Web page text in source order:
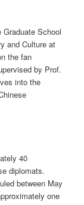
School
and Culture at
the fan
by Prof.
into the
40
diplomats.
between May
one